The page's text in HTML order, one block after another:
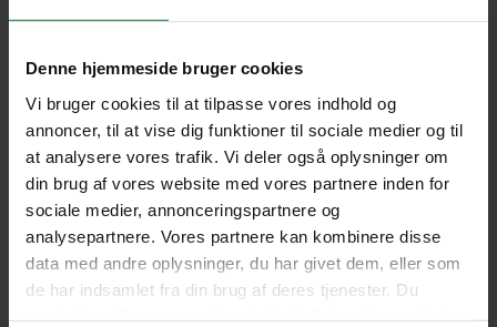
Denne hjemmeside bruger cookies
Vi bruger cookies til at tilpasse vores indhold og
annoncer, til at vise dig funktioner til sociale medier og til
at analysere vores trafik. Vi deler også oplysninger om
din brug af vores website med vores partnere inden for
sociale medier, annonceringspartnere og
analysepartnere. Vores partnere kan kombinere disse
data med andre oplysninger, du har givet dem, eller som
de har indsamlet fra din brug af deres tjenester. Du
land med et meget gæstfrit folk.
HELLE, RØDDING
4.5
LÆS HVAD ANDRE GÆSTER SIGER